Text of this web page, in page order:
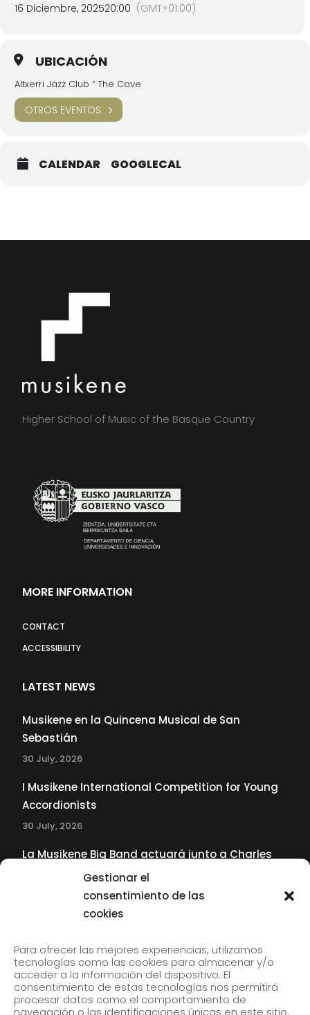
Gestionar el
consentimiento de las
cookies
Para ofrecer las mejores experiencias, utilizamos
tecnologías como las cookies para almacenar y/o
acceder a la información del dispositivo. El
consentimiento de estas tecnologías nos permitirá
procesar datos como el comportamiento de
navegación o las identificaciones únicas en este sitio.
Abendua 23 Diciembre · KANTOIKOA TRIO
16 Diciembre, 202520:00 (GMT+01:00)
UBICACIÓN
Altxerri Jazz Club “ The Cave
OTROS EVENTOS
CALENDAR GOOGLECAL
Higher School of Music of the Basque Country
MORE INFORMATION
CONTACT
ACCESSIBILITY
LATEST NEWS
Musikene en la Quincena Musical de San
Sebastián
30 July, 2026
I Musikene International Competition for Young
Accordionists
30 July, 2026
La Musikene Big Band actuará junto a Charles
Tolliver en el 61 Jazzaldia
Subscribe to our newsletter to receive our news by
email.